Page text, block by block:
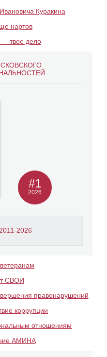
2026
#1
2026